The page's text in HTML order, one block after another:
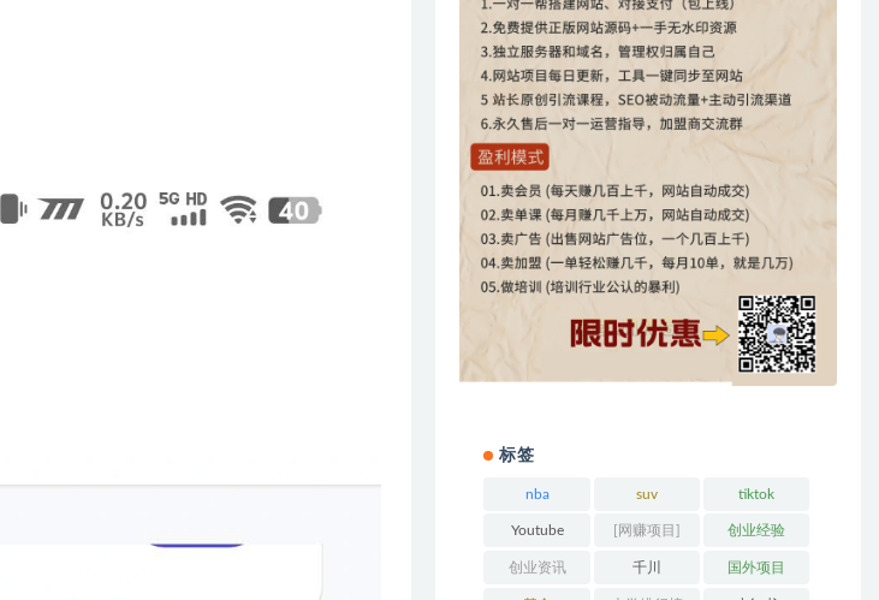
标签
nba suv tiktok
Youtube [网赚项目] 创业经验
创业资讯 千川 国外项目